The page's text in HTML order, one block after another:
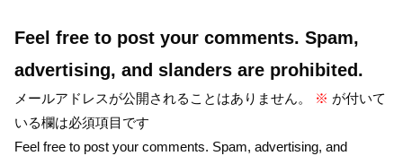
Feel free to post your comments. Spam,
advertising, and slanders are prohibited.
メールアドレスが公開されることはありません。 ※ が付いて
いる欄は必須項目です
Feel free to post your comments. Spam, advertising, and